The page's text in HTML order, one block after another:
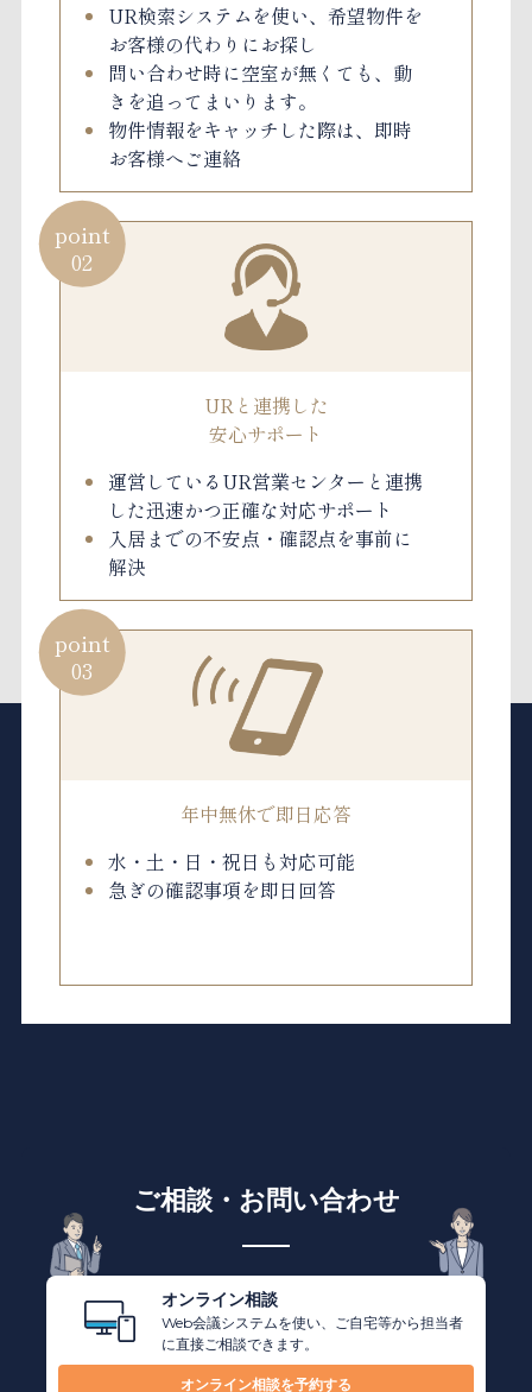
UR検索システムを使い、希望物件を
お客様の代わりにお探し
問い合わせ時に空室が無くても、動
きを追ってまいります。
物件情報をキャッチした際は、即時
お客様へご連絡
point
02
URと連携した
安心サポート
運営しているUR営業センターと連携
した迅速かつ正確な対応サポート
入居までの不安点・確認点を事前に
解決
point
03
年中無休で即日応答
水・土・日・祝日も対応可能
急ぎの確認事項を即日回答
ご相談・お問い合わせ
オンライン相談
Web会議システムを使い、ご自宅等から担当者
に直接ご相談できます。
オンライン相談を予約する